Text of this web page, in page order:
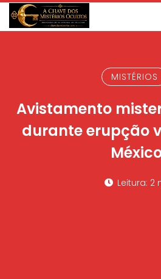
MISTÉRIOS
Avistamento
durante erupção
Leitura: 2